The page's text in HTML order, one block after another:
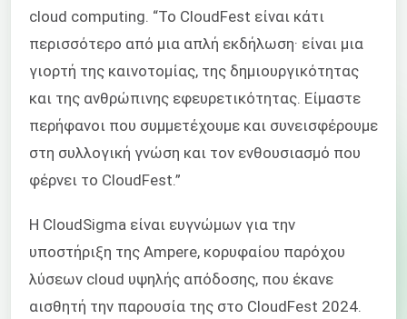
cloud computing. “Το CloudFest είναι κάτι
περισσότερο από μια απλή εκδήλωση· είναι μια
γιορτή της καινοτομίας, της δημιουργικότητας
και της ανθρώπινης εφευρετικότητας. Είμαστε
περήφανοι που συμμετέχουμε και συνεισφέρουμε
στη συλλογική γνώση και τον ενθουσιασμό που
φέρνει το CloudFest.”
Η CloudSigma είναι ευγνώμων για την
υποστήριξη της Ampere, κορυφαίου παρόχου
λύσεων cloud υψηλής απόδοσης, που έκανε
αισθητή την παρουσία της στο CloudFest 2024.